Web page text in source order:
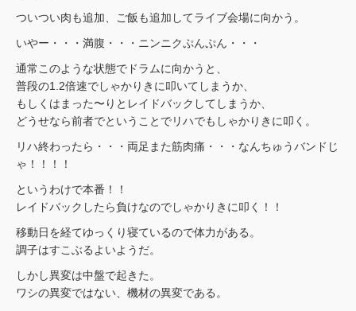
ついつい肉も追加、ご飯も追加してライブ会場に向かう。
いやー・・・満腹・・・ニンニクぷんぷん・・・
通常このような状態でドラムに向かうと、
普段の1.2倍速でしゃかりきに叩いてしまうか、
もしくはまった〜りとレイドバックしてしまうか、
どうせなら前者でということでリハでもしゃかりきに叩く。
リハ終わったら・・・両足また筋肉痛・・・なんちゅうバンドじ
ゃ！！！！
というわけで本番！！
レイドバックしたら負けなのでしゃかりきに叩く！！
移動日を経てゆっくり寝ているので体力がある。
調子はすこぶるよいようだ。
しかし異変は中盤で起きた。
ワシの異変ではない、機材の異変である。